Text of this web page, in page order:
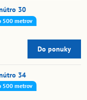
30
500 metrov
Do ponuky
34
500 metrov